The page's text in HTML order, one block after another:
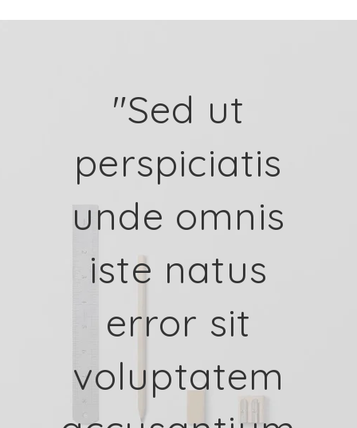
"Sed ut
perspiciatis
unde omnis
iste natus
error sit
voluptatem